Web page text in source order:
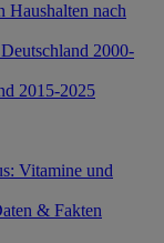
Haushalten nach
2000-
2015-2025
Vitamine und
& Fakten